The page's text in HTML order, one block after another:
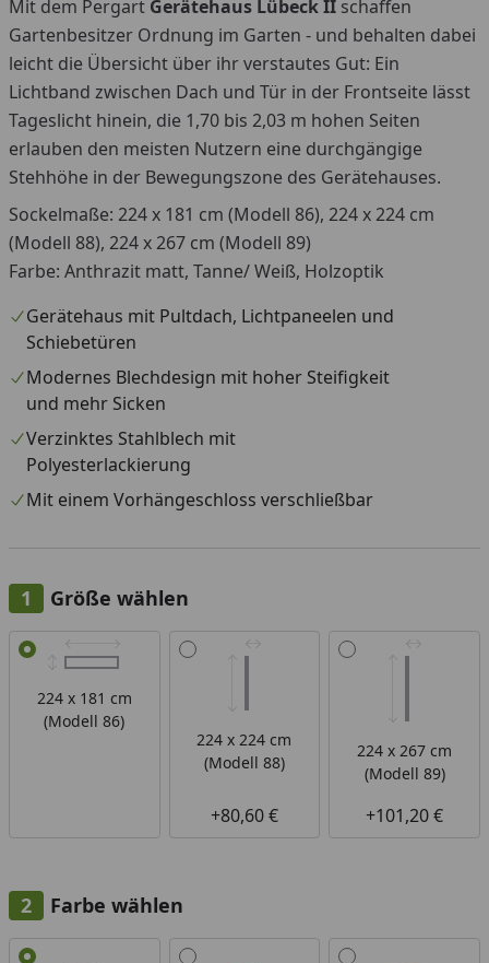
Mit dem Pergart Gerätehaus Lübeck II schaffen
Gartenbesitzer Ordnung im Garten - und behalten dabei
leicht die Übersicht über ihr verstautes Gut: Ein
Lichtband zwischen Dach und Tür in der Frontseite lässt
Tageslicht hinein, die 1,70 bis 2,03 m hohen Seiten
erlauben den meisten Nutzern eine durchgängige
Stehhöhe in der Bewegungszone des Gerätehauses.
Sockelmaße: 224 x 181 cm (Modell 86), 224 x 224 cm
(Modell 88), 224 x 267 cm (Modell 89)
Farbe: Anthrazit matt, Tanne/ Weiß, Holzoptik
Gerätehaus mit Pultdach, Lichtpaneelen und
Schiebetüren
Modernes Blechdesign mit hoher Steifigkeit
und mehr Sicken
Verzinktes Stahlblech mit
Polyesterlackierung
Mit einem Vorhängeschloss verschließbar
Größe wählen
Alle anzeigen (3)
224 x 181 cm
(Modell 86)
224 x 224 cm
(Modell 88)
+80,60 €
224 x 267 cm
(Modell 89)
+101,20 €
Farbe wählen
Alle anzeigen (3)